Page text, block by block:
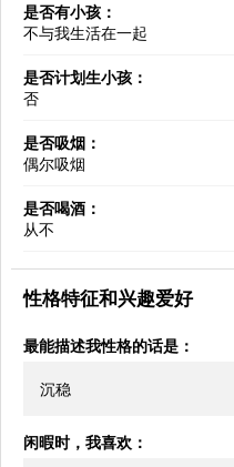
是否有小孩：
不与我生活在一起
是否计划生小孩：
否
是否吸烟：
偶尔吸烟
是否喝酒：
从不
性格特征和兴趣爱好
最能描述我性格的话是：
沉稳
闲暇时，我喜欢：